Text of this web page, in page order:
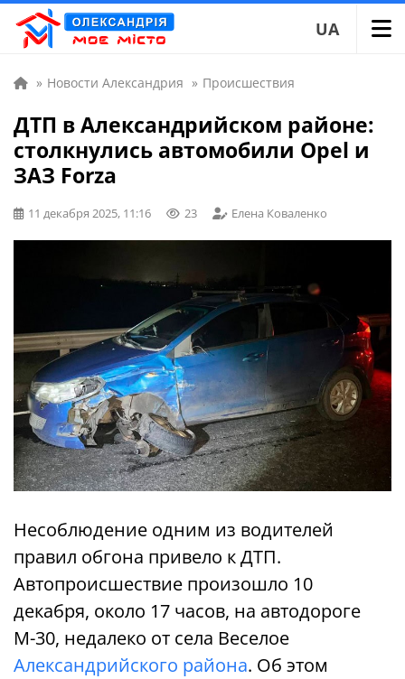
UA
» Новости Александрия » Происшествия
ДТП в Александрийском районе:
столкнулись автомобили Opel и
ЗАЗ Forza
11 декабря 2025, 11:16 23 Елена Коваленко
Несоблюдение одним из водителей
правил обгона привело к ДТП.
Автопроисшествие произошло 10
декабря, около 17 часов, на автодороге
М-30, недалеко от села Веселое
Александрийского района. Об этом